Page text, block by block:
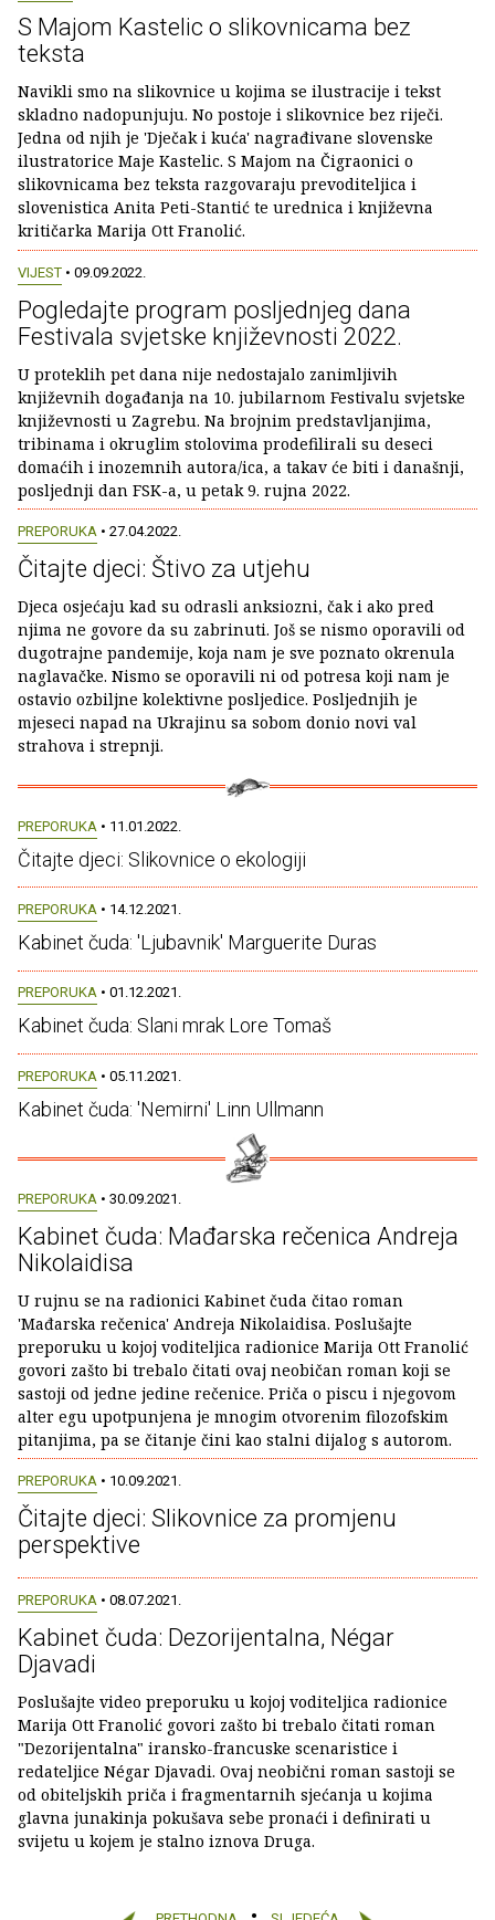
S Majom Kastelic o slikovnicama bez
teksta
Navikli smo na slikovnice u kojima se ilustracije i tekst
skladno nadopunjuju. No postoje i slikovnice bez riječi.
Jedna od njih je 'Dječak i kuća' nagrađivane slovenske
ilustratorice Maje Kastelic. S Majom na Čigraonici o
slikovnicama bez teksta razgovaraju prevoditeljica i
slovenistica Anita Peti-Stantić te urednica i književna
kritičarka Marija Ott Franolić.
VIJEST • 09.09.2022.
Pogledajte program posljednjeg dana
Festivala svjetske književnosti 2022.
U proteklih pet dana nije nedostajalo zanimljivih
književnih događanja na 10. jubilarnom Festivalu svjetske
književnosti u Zagrebu. Na brojnim predstavljanjima,
tribinama i okruglim stolovima prodefilirali su deseci
domaćih i inozemnih autora/ica, a takav će biti i današnji,
posljednji dan FSK-a, u petak 9. rujna 2022.
PREPORUKA • 27.04.2022.
Čitajte djeci: Štivo za utjehu
Djeca osjećaju kad su odrasli anksiozni, čak i ako pred
njima ne govore da su zabrinuti. Još se nismo oporavili od
dugotrajne pandemije, koja nam je sve poznato okrenula
naglavačke. Nismo se oporavili ni od potresa koji nam je
ostavio ozbiljne kolektivne posljedice. Posljednjih je
mjeseci napad na Ukrajinu sa sobom donio novi val
strahova i strepnji.
PREPORUKA • 11.01.2022.
Čitajte djeci: Slikovnice o ekologiji
PREPORUKA • 14.12.2021.
Kabinet čuda: 'Ljubavnik' Marguerite Duras
PREPORUKA • 01.12.2021.
Kabinet čuda: Slani mrak Lore Tomaš
PREPORUKA • 05.11.2021.
Kabinet čuda: 'Nemirni' Linn Ullmann
PREPORUKA • 30.09.2021.
Kabinet čuda: Mađarska rečenica Andreja
Nikolaidisa
U rujnu se na radionici Kabinet čuda čitao roman
'Mađarska rečenica' Andreja Nikolaidisa. Poslušajte
preporuku u kojoj voditeljica radionice Marija Ott Franolić
govori zašto bi trebalo čitati ovaj neobičan roman koji se
sastoji od jedne jedine rečenice. Priča o piscu i njegovom
alter egu upotpunjena je mnogim otvorenim filozofskim
pitanjima, pa se čitanje čini kao stalni dijalog s autorom.
PREPORUKA • 10.09.2021.
Čitajte djeci: Slikovnice za promjenu
perspektive
PREPORUKA • 08.07.2021.
Kabinet čuda: Dezorijentalna, Négar
Djavadi
Poslušajte video preporuku u kojoj voditeljica radionice
Marija Ott Franolić govori zašto bi trebalo čitati roman
"Dezorijentalna" iransko-francuske scenaristice i
redateljice Négar Djavadi. Ovaj neobični roman sastoji se
od obiteljskih priča i fragmentarnih sjećanja u kojima
glavna junakinja pokušava sebe pronaći i definirati u
svijetu u kojem je stalno iznova Druga.